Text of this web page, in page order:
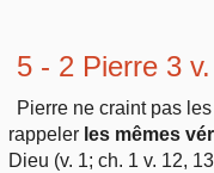
5 - 2 Pierre 3
Pierre ne craint pas
rappeler les mêmes
Dieu (v. 1; ch. 1 v. 12,